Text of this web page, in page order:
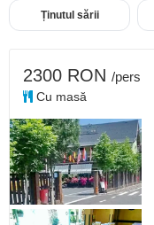
Ținutul sării
2300 RON /pers
Cu masă